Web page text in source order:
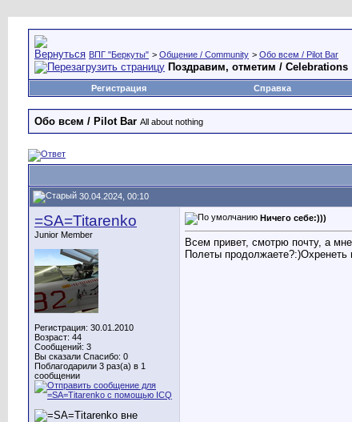
ВПГ "Беркуты" > Общение / Community > Обо всем / Pilot Bar
Поздравим, отметим / Celebrations
Регистрация Справка
Обо всем / Pilot Bar All about nothing
30.04.2024, 00:10
=SA=Titarenko
Junior Member
Регистрация: 30.01.2010
Возраст: 44
Сообщений: 3
Вы сказали Спасибо: 0
Поблагодарили 3 раз(а) в 1
сообщении
Ничего себе:)))
Всем привет, смотрю почту, а
Полеты продолжаете?:)Охренеть